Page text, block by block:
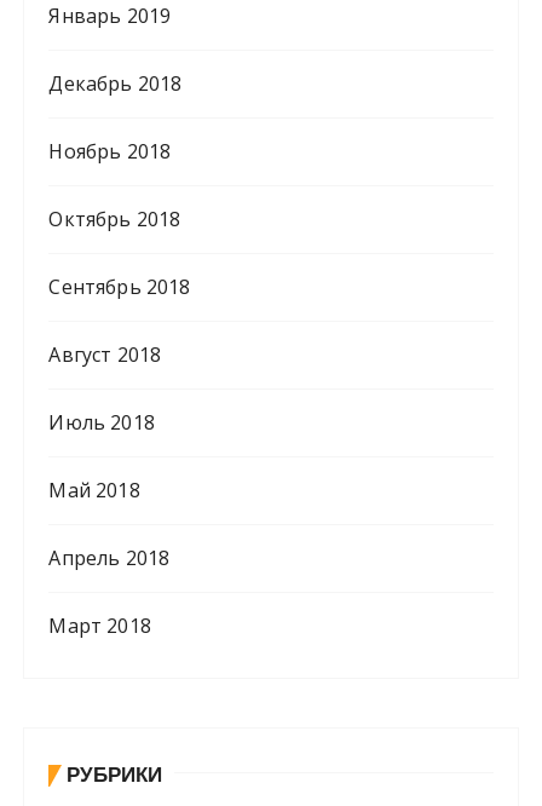
Январь 2019
Декабрь 2018
Ноябрь 2018
Октябрь 2018
Сентябрь 2018
Август 2018
Июль 2018
Май 2018
Апрель 2018
Март 2018
РУБРИКИ